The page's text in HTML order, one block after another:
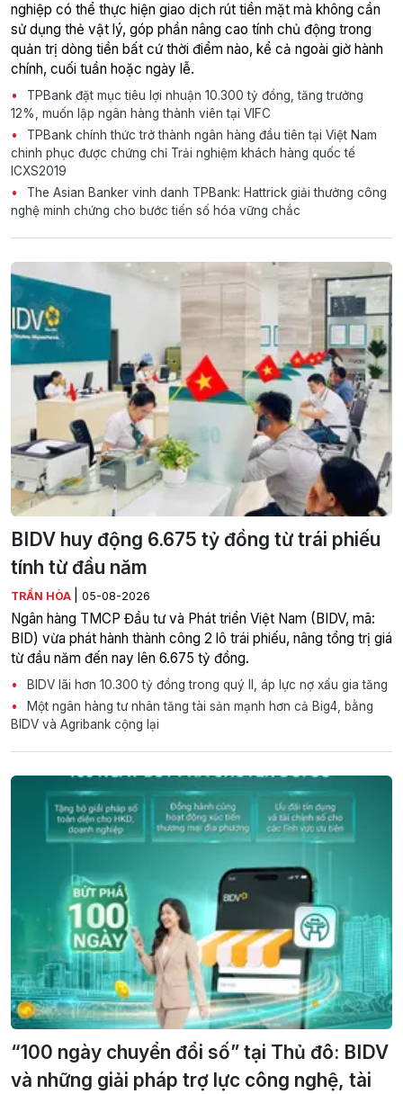
nghiệp có thể thực hiện giao dịch rút tiền mặt mà không cần
sử dụng thẻ vật lý, góp phần nâng cao tính chủ động trong
quản trị dòng tiền bất cứ thời điểm nào, kể cả ngoài giờ hành
chính, cuối tuần hoặc ngày lễ.
TPBank đặt mục tiêu lợi nhuận 10.300 tỷ đồng, tăng trưởng
12%, muốn lập ngân hàng thành viên tại VIFC
TPBank chính thức trở thành ngân hàng đầu tiên tại Việt Nam
chinh phục được chứng chỉ Trải nghiệm khách hàng quốc tế
ICXS2019
The Asian Banker vinh danh TPBank: Hattrick giải thưởng công
nghệ minh chứng cho bước tiến số hóa vững chắc
BIDV huy động 6.675 tỷ đồng từ trái phiếu
tính từ đầu năm
TRẦN HÒA 05-08-2026
Ngân hàng TMCP Đầu tư và Phát triển Việt Nam (BIDV, mã:
BID) vừa phát hành thành công 2 lô trái phiếu, nâng tổng trị giá
từ đầu năm đến nay lên 6.675 tỷ đồng.
BIDV lãi hơn 10.300 tỷ đồng trong quý II, áp lực nợ xấu gia tăng
Một ngân hàng tư nhân tăng tài sản mạnh hơn cả Big4, bằng
BIDV và Agribank cộng lại
“100 ngày chuyển đổi số” tại Thủ đô: BIDV
và những giải pháp trợ lực công nghệ, tài